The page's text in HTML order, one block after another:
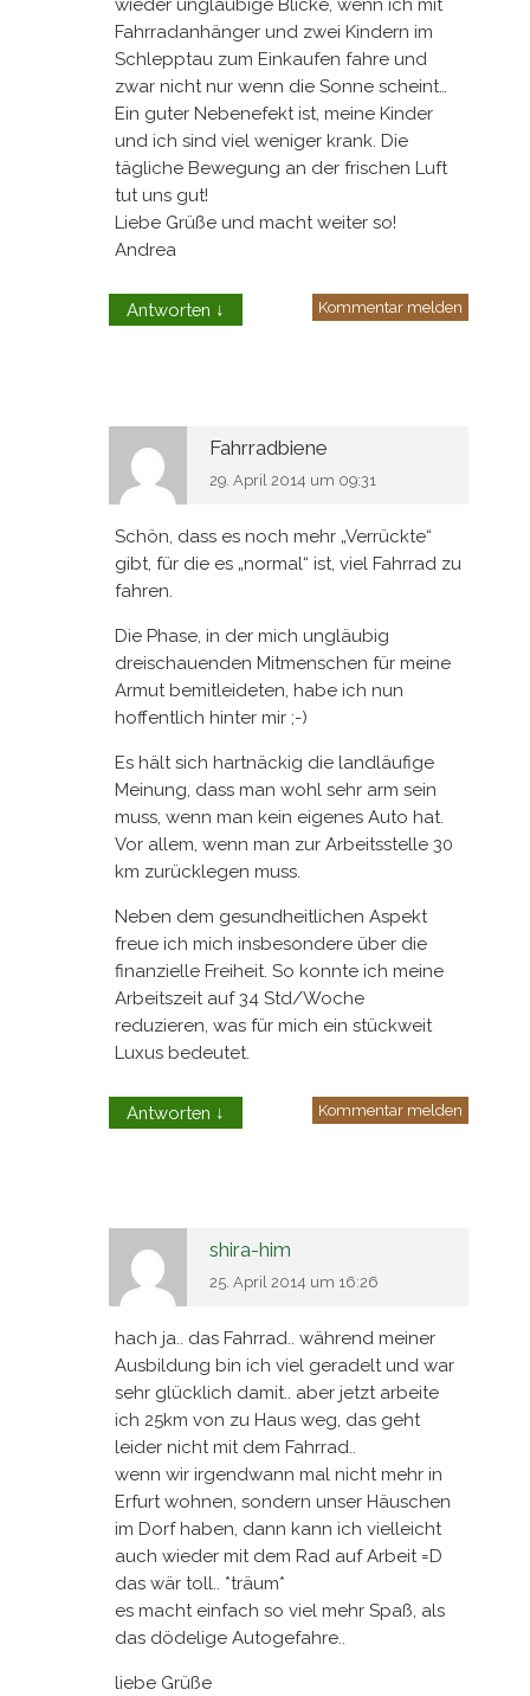
wieder ungläubige Blicke, wenn ich mit
Fahrradanhänger und zwei Kindern im
Schlepptau zum Einkaufen fahre und
zwar nicht nur wenn die Sonne scheint…
Ein guter Nebenefekt ist, meine Kinder
und ich sind viel weniger krank. Die
tägliche Bewegung an der frischen Luft
tut uns gut!
Liebe Grüße und macht weiter so!
Andrea
Antworten ↓ Kommentar melden
Fahrradbiene
29. April 2014 um 09:31
Schön, dass es noch mehr „Verrückte“
gibt, für die es „normal“ ist, viel Fahrrad zu
fahren.
Die Phase, in der mich ungläubig
dreischauenden Mitmenschen für meine
Armut bemitleideten, habe ich nun
hoffentlich hinter mir ;-)
Es hält sich hartnäckig die landläufige
Meinung, dass man wohl sehr arm sein
muss, wenn man kein eigenes Auto hat.
Vor allem, wenn man zur Arbeitsstelle 30
km zurücklegen muss.
Neben dem gesundheitlichen Aspekt
freue ich mich insbesondere über die
finanzielle Freiheit. So konnte ich meine
Arbeitszeit auf 34 Std/Woche
reduzieren, was für mich ein stückweit
Luxus bedeutet.
Antworten ↓ Kommentar melden
shira-him
25. April 2014 um 16:26
hach ja.. das Fahrrad.. während meiner
Ausbildung bin ich viel geradelt und war
sehr glücklich damit.. aber jetzt arbeite
ich 25km von zu Haus weg, das geht
leider nicht mit dem Fahrrad..
wenn wir irgendwann mal nicht mehr in
Erfurt wohnen, sondern unser Häuschen
im Dorf haben, dann kann ich vielleicht
auch wieder mit dem Rad auf Arbeit =D
das wär toll.. *träum*
es macht einfach so viel mehr Spaß, als
das dödelige Autogefahre..
liebe Grüße